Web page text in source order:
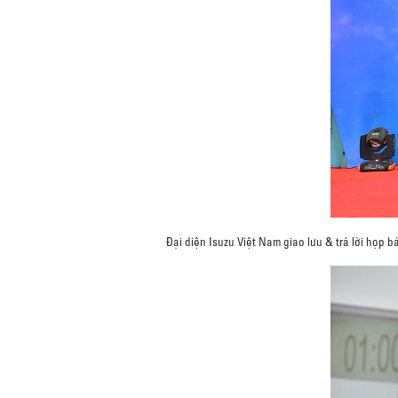
Đại diện Isuzu Việt Nam giao lưu & trả lời họp